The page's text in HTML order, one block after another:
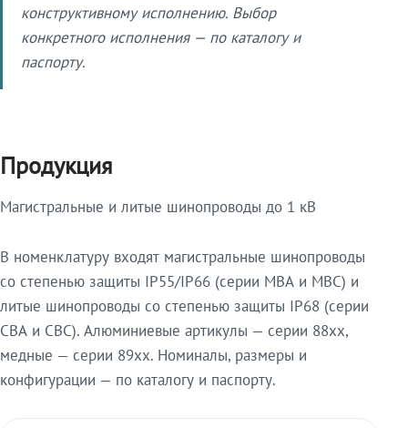
конструктивному исполнению. Выбор
конкретного исполнения — по каталогу и
паспорту.
Продукция
Магистральные и литые шинопроводы до 1 кВ
В номенклатуру входят магистральные шинопроводы
со степенью защиты IP55/IP66 (серии МВА и МВС) и
литые шинопроводы со степенью защиты IP68 (серии
СВА и СВС). Алюминиевые артикулы — серии 88xx,
медные — серии 89xx. Номиналы, размеры и
конфигурации — по каталогу и паспорту.